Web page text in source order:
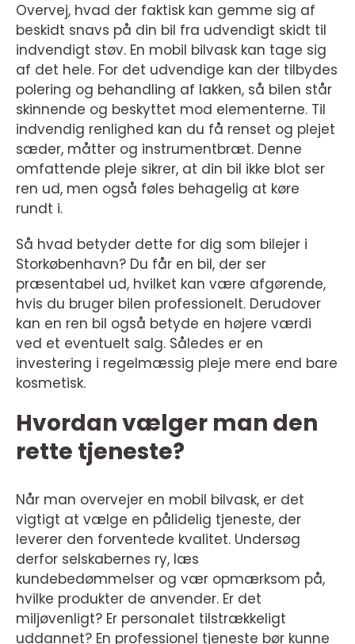
Overvej, hvad der faktisk kan gemme sig af
beskidt snavs på din bil fra udvendigt skidt til
indvendigt støv. En mobil bilvask kan tage sig
af det hele. For det udvendige kan der tilbydes
polering og behandling af lakken, så bilen står
skinnende og beskyttet mod elementerne. Til
indvendig renlighed kan du få renset og plejet
sæder, måtter og instrumentbræt. Denne
omfattende pleje sikrer, at din bil ikke blot ser
ren ud, men også føles behagelig at køre
rundt i.
Så hvad betyder dette for dig som bilejer i
Storkøbenhavn? Du får en bil, der ser
præsentabel ud, hvilket kan være afgørende,
hvis du bruger bilen professionelt. Derudover
kan en ren bil også betyde en højere værdi
ved et eventuelt salg. Således er en
investering i regelmæssig pleje mere end bare
kosmetisk.
Hvordan vælger man den
rette tjeneste?
Når man overvejer en mobil bilvask, er det
vigtigt at vælge en pålidelig tjeneste, der
leverer den forventede kvalitet. Undersøg
derfor selskabernes ry, læs
kundebedømmelser og vær opmærksom på,
hvilke produkter de anvender. Er det
miljøvenligt? Er personalet tilstrækkeligt
uddannet? En professionel tjeneste bør kunne